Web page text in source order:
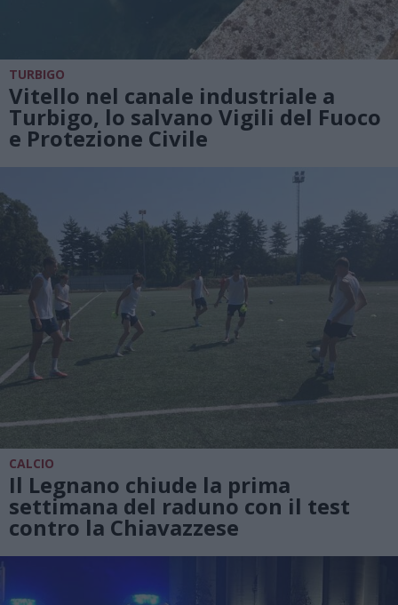
TURBIGO
Vitello nel canale industriale a
Turbigo, lo salvano Vigili del Fuoco
e Protezione Civile
CALCIO
Il Legnano chiude la prima
settimana del raduno con il test
contro la Chiavazzese